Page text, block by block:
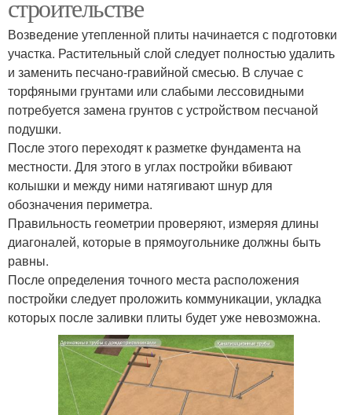
строительстве
Возведение утепленной плиты начинается с подготовки
участка. Растительный слой следует полностью удалить
и заменить песчано-гравийной смесью. В случае с
торфяными грунтами или слабыми лессовидными
потребуется замена грунтов с устройством песчаной
подушки.
После этого переходят к разметке фундамента на
местности. Для этого в углах постройки вбивают
колышки и между ними натягивают шнур для
обозначения периметра.
Правильность геометрии проверяют, измеряя длины
диагоналей, которые в прямоугольнике должны быть
равны.
После определения точного места расположения
постройки следует проложить коммуникации, укладка
которых после заливки плиты будет уже невозможна.